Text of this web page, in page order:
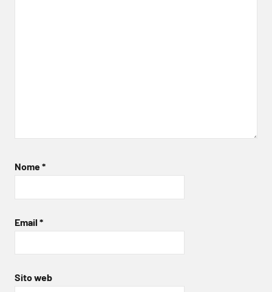
Nome*
Email *
Sito web